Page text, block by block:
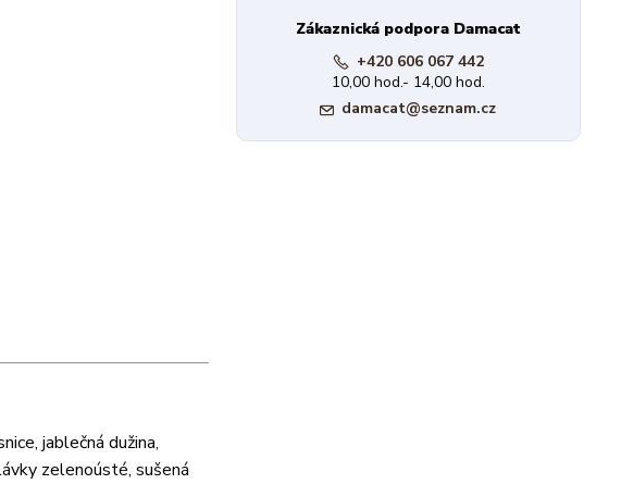
jablečná dužina,
zelenoústé, sušená
Zákaznická podpora Damacat
+420 606 067 442
10,00 hod.- 14,00 hod.
damacat@seznam.cz